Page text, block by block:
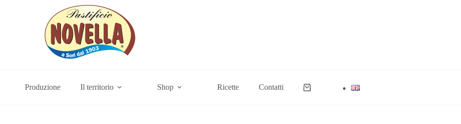
Produzione Il territorio Shop Ricette Contatti Carrello